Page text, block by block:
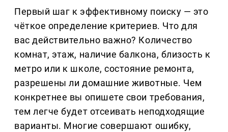
Первый шаг к эффективному поиску — это
чёткое определение критериев. Что для
вас действительно важно? Количество
комнат, этаж, наличие балкона, близость к
метро или к школе, состояние ремонта,
разрешены ли домашние животные. Чем
конкретнее вы опишете свои требования,
тем легче будет отсеивать неподходящие
варианты. Многие совершают ошибку,